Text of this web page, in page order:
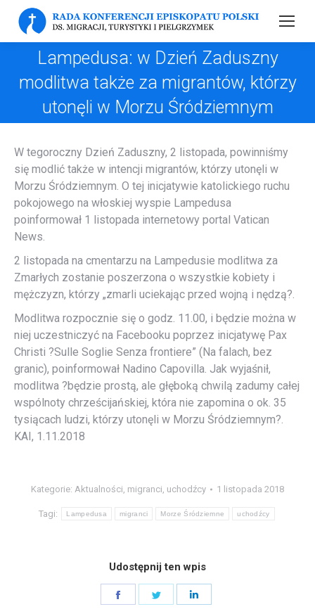
Lampedusa: w Dzień Zaduszny
modlitwa także za migrantów, którzy
utonęli w Morzu Śródziemnym
W tegoroczny Dzień Zaduszny, 2 listopada, powinniśmy
się modlić także w intencji migrantów, którzy utonęli w
Morzu Śródziemnym. O tej inicjatywie katolickiego ruchu
pokojowego na włoskiej wyspie Lampedusa
poinformował 1 listopada internetowy portal Vatican
News.
2 listopada na cmentarzu na Lampedusie modlitwa za
Zmarłych zostanie poszerzona o wszystkie kobiety i
mężczyzn, którzy „zmarli uciekając przed wojną i nędzą?.
Modlitwa rozpocznie się o godz. 11.00, i będzie można w
niej uczestniczyć na Facebooku poprzez inicjatywę Pax
Christi ?Sulle Soglie Senza frontiere” (Na falach, bez
granic), poinformował Nadino Capovilla. Jak wyjaśnił,
modlitwa ?będzie prostą, ale głęboką chwilą zadumy całej
wspólnoty chrześcijańskiej, która nie zapomina o ok. 35
tysiącach ludzi, którzy utonęli w Morzu Śródziemnym?.
KAI, 1.11.2018
Kategorie: Aktualności, migranci, uchodźcy 1 listopada 2018
Tagi: Lampedusa migranci Morze Śródziemne uchodźcy
Udostępnij ten wpis